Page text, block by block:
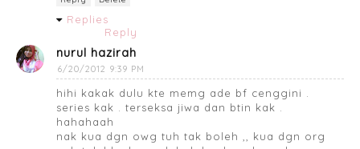
Replies
Reply
nurul hazirah
6/20/2012 9:39 PM
hihi kakak dulu kte memg ade bf cenggini .
series kak . terseksa jiwa dan btin kak .
hahahaah
nak kua dgn owg tuh tak boleh ,, kua dgn org